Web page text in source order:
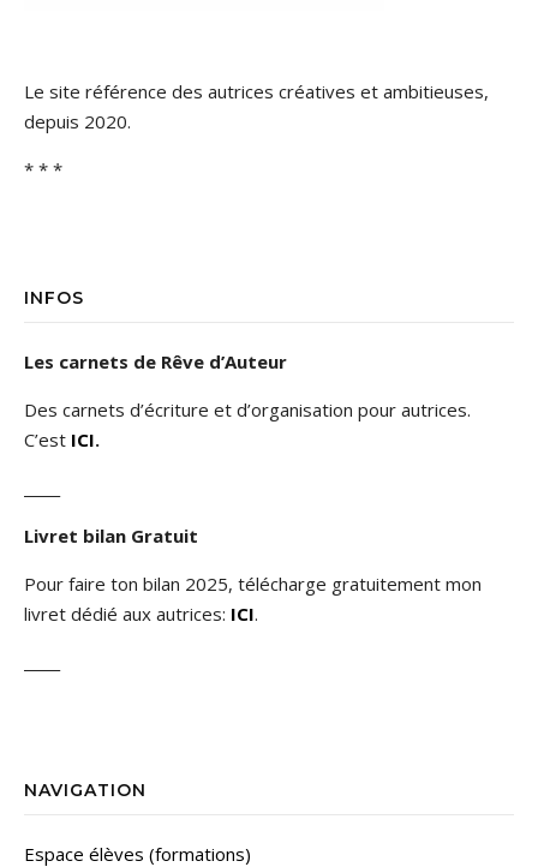
Le site référence des autrices créatives et ambitieuses,
depuis 2020.
* * *
INFOS
Les carnets de Rêve d’Auteur
Des carnets d’écriture et d’organisation pour autrices.
C’est ICI.
Livret bilan Gratuit
Pour faire ton bilan 2025, télécharge gratuitement mon
livret dédié aux autrices: ICI.
NAVIGATION
Espace élèves (formations)